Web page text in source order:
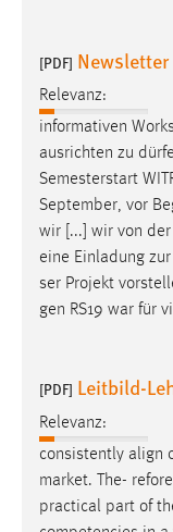
[PDF]
Relevanz:
informativen
ausrichten zu
Semesterstart
September, vor
wir [...] wir von der
eine Einladung zur
ser Projekt
gen RS19 war für
[PDF] Leitbild-
Relevanz:
consistently align
market. The-
practical part of